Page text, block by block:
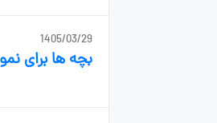
1405/03/29
بچه ها برای